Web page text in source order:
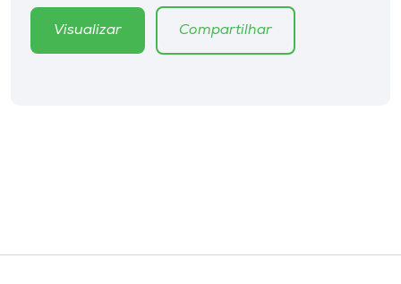
Editora
Visualizar Compartilhar